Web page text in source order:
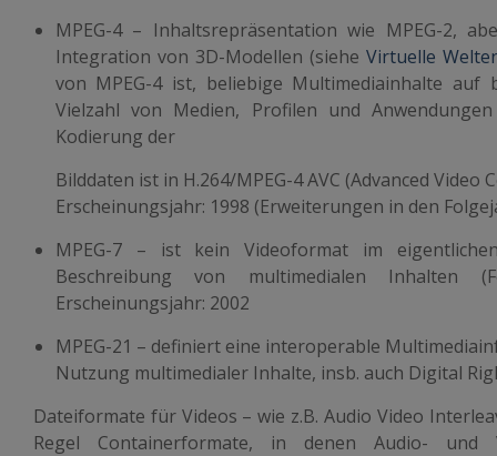
MPEG-4– Inhaltsrepräsentation wie MPEG-2,
Integration von 3D-Modellen (siehe Virtuelle
von MPEG-4 ist, beliebige Multimediainhalte auf
Vielzahl von Medien, Profilen und
Kodierung der
Bilddaten ist in H.264/MPEG-4 AVC (Advanced Video
Erscheinungsjahr: 1998 (Erweiterungen in den
MPEG-7– ist kein Videoformat im
Beschreibung von multimedialen Inhalten
Erscheinungsjahr: 2002
MPEG-21 – definiert eine interoperable
Nutzung multimedialer Inhalte, insb. auch Digital
Dateiformate für Videos – wie z.B. Audio Video
Regel Containerformate, in denen Audio- und